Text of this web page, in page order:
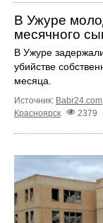
В Ужуре
месячного
В Ужуре
убийстве
месяца.
Источник: Babr24.com
Красноярск
2379